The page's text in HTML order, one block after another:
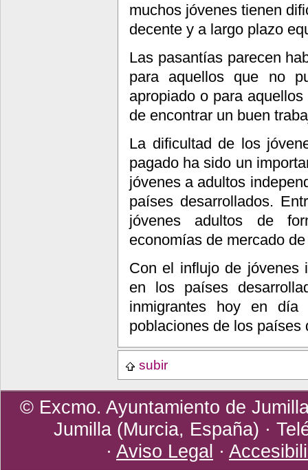
muchos jóvenes tienen
decente y a largo plazo
Las pasantías parecen
para aquellos que no
apropiado o para
de encontrar un buen
La dificultad de los
pagado ha sido un
jóvenes a adultos
países desarrollados.
jóvenes adultos de
economías de mercado
Con el influjo de jóvenes
en los países
inmigrantes hoy en
poblaciones de los países
subir
© Excmo. Ayuntamiento de
Jumilla (Murcia, España) ·
· Aviso Legal ·